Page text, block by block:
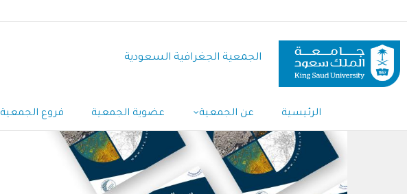
المحتوى
الرئيسي
الجمعية الجغرافية السعودية
الرئيسية عن الجمعية عضوية الجمعية فروع الجمعية